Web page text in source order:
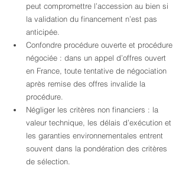
peut compromettre l’accession au bien si
la validation du financement n’est pas
anticipée.
Confondre procédure ouverte et procédure
négociée : dans un appel d’offres ouvert
en France, toute tentative de négociation
après remise des offres invalide la
procédure.
Négliger les critères non financiers : la
valeur technique, les délais d’exécution et
les garanties environnementales entrent
souvent dans la pondération des critères
de sélection.